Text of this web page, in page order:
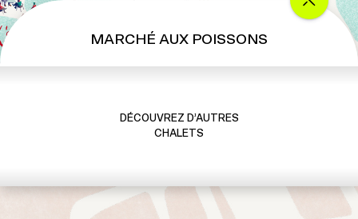
MARCHÉ AUX POISSONS
DÉCOUVREZ D’AUTRES
CHALETS